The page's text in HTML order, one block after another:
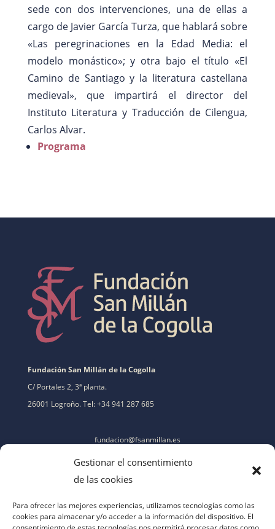
Gestionar el consentimiento
de las cookies
Para ofrecer las mejores experiencias, utilizamos tecnologías como las
cookies para almacenar y/o acceder a la información del dispositivo. El
sede con dos intervenciones, una de ellas a
cargo de Javier García Turza, que hablará sobre
«Las peregrinaciones en la Edad Media: el
modelo monástico»; y otra bajo el título «El
Camino de Santiago y la literatura castellana
medieval», que impartirá el director del
Instituto Literatura y Traducción de Cilengua,
Carlos Alvar.
Programa
Fundación San Millán de la Cogolla
C/ Portales 2, 3ª planta.
26001 Logroño. Tel: +34 941 287 685
fundacion@fsanmillan.es